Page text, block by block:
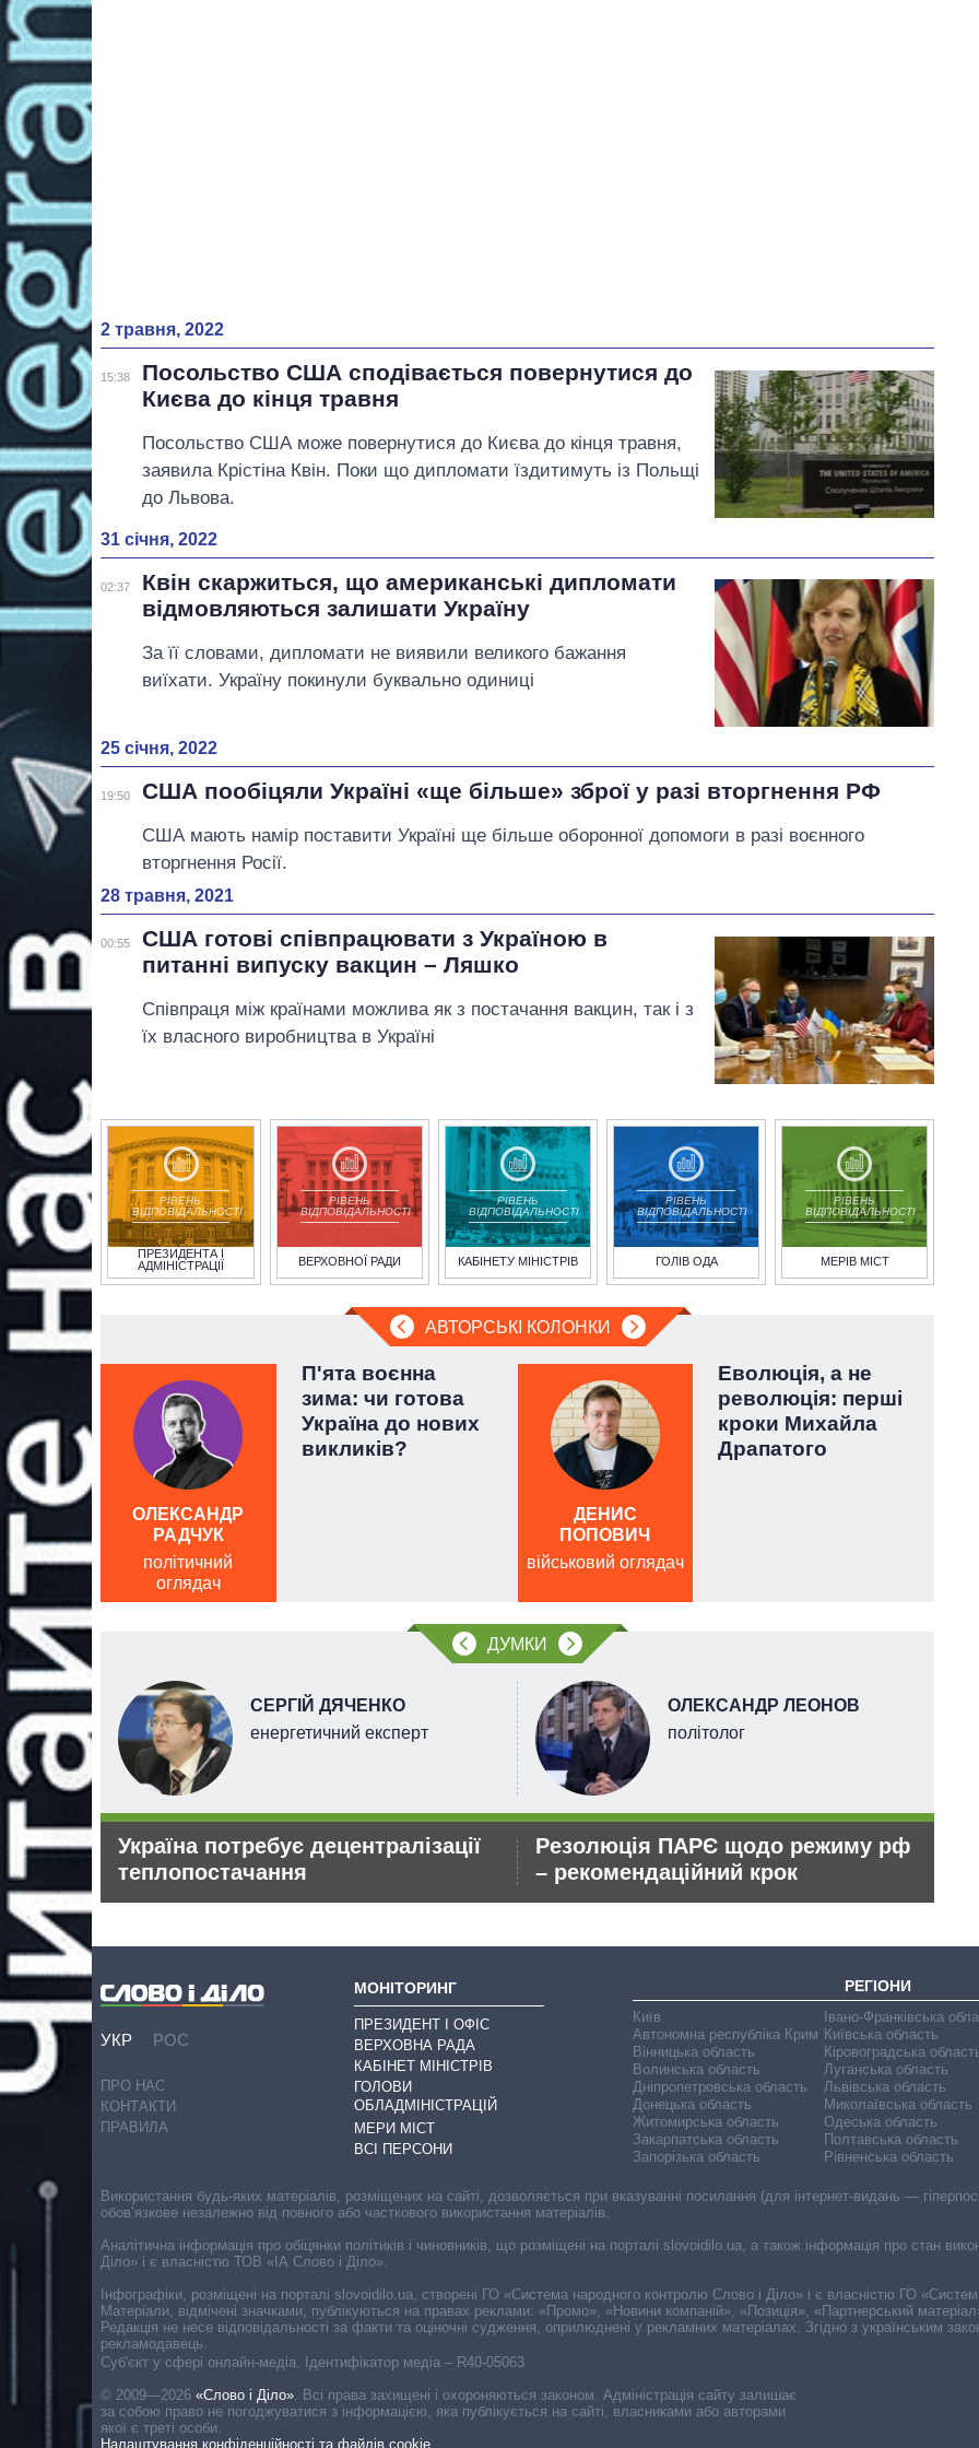
2 травня, 2022
15:38
Посольство США сподівається повернутися до
Києва до кінця травня
Посольство США може повернутися до Києва до кінця травня,
заявила Крістіна Квін. Поки що дипломати їздитимуть із Польщі
до Львова.
31 січня, 2022
02:37
Квін скаржиться, що американські дипломати
відмовляються залишати Україну
За її словами, дипломати не виявили великого бажання
виїхати. Україну покинули буквально одиниці
25 січня, 2022
19:50 США пообіцяли Україні «ще більше» зброї у разі вторгнення РФ
США мають намір поставити Україні ще більше оборонної допомоги в разі воєнного
вторгнення Росії.
28 травня, 2021
00:55
США готові співпрацювати з Україною в
питанні випуску вакцин – Ляшко
Співпраця між країнами можлива як з постачання вакцин, так і з
їх власного виробництва в Україні
РІВЕНЬ
ВІДПОВІДАЛЬНОСТІ
ПРЕЗИДЕНТА І
АДМІНІСТРАЦІЇ
РІВЕНЬ
ВІДПОВІДАЛЬНОСТІ
ВЕРХОВНОЇ РАДИ
РІВЕНЬ
ВІДПОВІДАЛЬНОСТІ
КАБІНЕТУ МІНІСТРІВ
РІВЕНЬ
ВІДПОВІДАЛЬНОСТІ
ГОЛІВ ОДА
РІВЕНЬ
ВІДПОВІДАЛЬНОСТІ
МЕРІВ МІСТ
АВТОРСЬКІ КОЛОНКИ
П'ята воєнна
зима: чи готова
Україна до нових
викликів?
ОЛЕКСАНДР
РАДЧУК
політичний
оглядач
Еволюція, а не
революція: перші
кроки Михайла
Драпатого
ДЕНИС
ПОПОВИЧ
військовий оглядач
ДУМКИ
СЕРГІЙ ДЯЧЕНКО
енергетичний експерт
Україна потребує децентралізації
теплопостачання
ОЛЕКСАНДР ЛЕОНОВ
політолог
Резолюція ПАРЄ щодо режиму рф
– рекомендаційний крок
УКР РОС
ПРО НАС
КОНТАКТИ
ПРАВИЛА
МОНІТОРИНГ
ПРЕЗИДЕНТ І ОФІС
ВЕРХОВНА РАДА
КАБІНЕТ МІНІСТРІВ
ГОЛОВИ
ОБЛАДМІНІСТРАЦІЙ
МЕРИ МІСТ
ВСІ ПЕРСОНИ
РЕГІОНИ
Київ
Автономна республіка Крим
Вінницька область
Волинська область
Дніпропетровська область
Донецька область
Житомирська область
Закарпатська область
Запорізька область
Івано-Франківська
Київська область
Кіровоградська
Луганська область
Львівська область
Миколаївська область
Одеська область
Полтавська область
Рівненська область
Cуб'єкт у сфері онлайн-медіа. Ідентифікатор медіа – R40-05063
© 2009—2026 «Слово і Діло». Всі права захищені і охороняються законом. Адміністрація сайту залишає
за собою право не погоджуватися з інформацією, яка публікується на сайті, власниками або авторами
якої є треті особи.
Налаштування конфіденційності та файлів cookie
Використання будь-яких матеріалів, розміщених на сайті, дозволяється при вказуванні посилання (для інтернет-видань —
обов’язкове незалежно від повного або часткового використання матеріалів.
Аналітична інформація про обіцянки політиків і чиновників, що розміщені на порталі slovoidilo.ua, а також інформація про стан
Діло» і є власністю ТОВ «ІА Слово і Діло».
Інфографіки, розміщені на порталі slovoidilo.ua, створені ГО «Система народного контролю Слово і Діло» і є власністю ГО
Матеріали, відмічені значками, публікуються на правах реклами: «Промо», «Новини компаній», «Позиція», «Партнерський
Редакція не несе відповідальності за факти та оціночні судження, оприлюднені у рекламних матеріалах. Згідно з українським
рекламодавець.